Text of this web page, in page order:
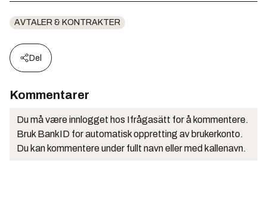
AVTALER & KONTRAKTER
Del
Kommentarer
Du må være innlogget hos Ifrågasätt for å kommentere.
Bruk BankID for automatisk oppretting av brukerkonto.
Du kan kommentere under fullt navn eller med kallenavn.